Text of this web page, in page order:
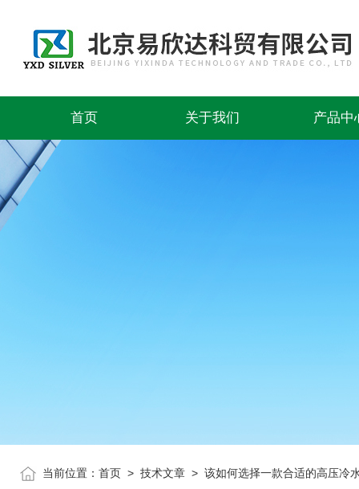
首页 关于我们 产品中
当前位置： 首页 > 技术文章 > 该如何选择一款合适的高压冷